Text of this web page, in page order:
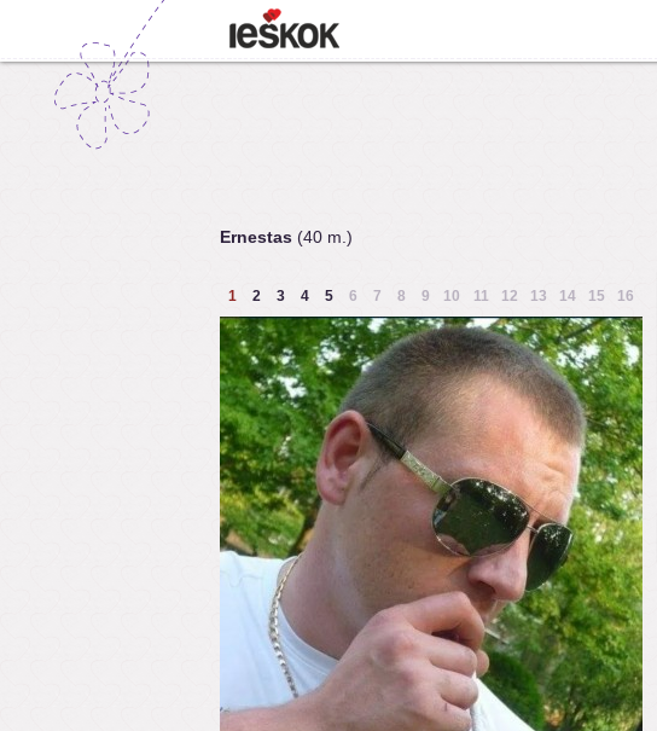
Ernestas (40 m.)
1 2 3 4 5 6 7 8 9 10 11 12 13 14 15 16